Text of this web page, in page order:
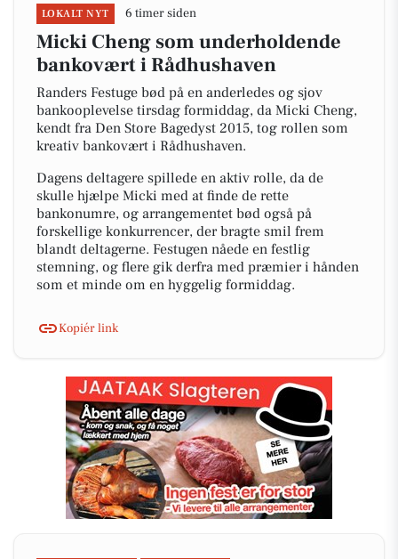
LOKALT NYT 6 timer siden
Micki Cheng som underholdende
bankovært i Rådhushaven
Randers Festuge bød på en anderledes og sjov
bankooplevelse tirsdag formiddag, da Micki Cheng,
kendt fra Den Store Bagedyst 2015, tog rollen som
kreativ bankovært i Rådhushaven.
Dagens deltagere spillede en aktiv rolle, da de
skulle hjælpe Micki med at finde de rette
bankonumre, og arrangementet bød også på
forskellige konkurrencer, der bragte smil frem
blandt deltagerne. Festugen nåede en festlig
stemning, og flere gik derfra med præmier i hånden
som et minde om en hyggelig formiddag.
Kopiér link